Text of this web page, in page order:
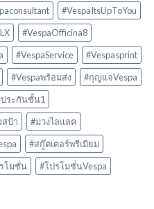
#VespaItsUpToYou
#VespaOfficina8
#VespaService
#Vespasprint
#Vespaพร้อมส่ง
#กุญแจVespa
ระกันชั้น1
สป้า
#ม่วงไลแลค
#สกู๊ตเตอร์พรีเมียม
โมชั่น #โปรโมชั่นVespa